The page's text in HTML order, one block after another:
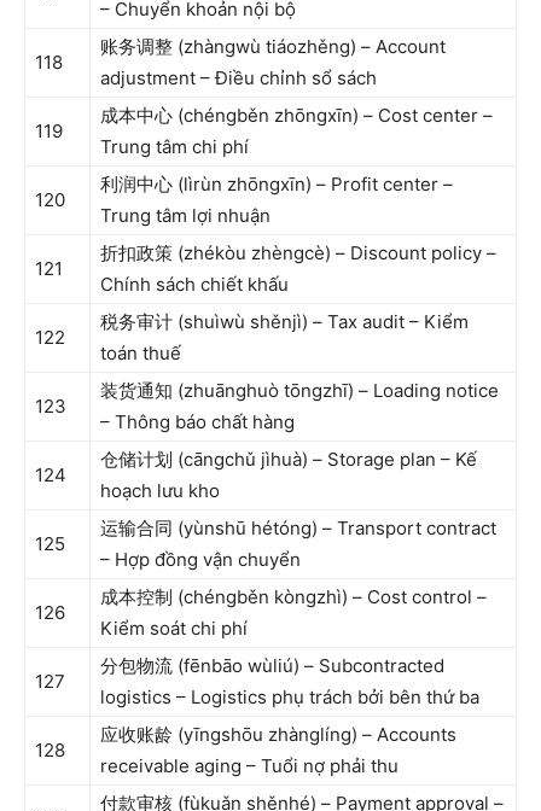
– Chuyển khoản nội bộ
118
账务调整 (zhàngwù tiáozhěng) – Account
adjustment – Điều chỉnh sổ sách
119
成本中心 (chéngběn zhōngxīn) – Cost center –
Trung tâm chi phí
120
利润中心 (lìrùn zhōngxīn) – Profit center –
Trung tâm lợi nhuận
121
折扣政策 (zhékòu zhèngcè) – Discount policy –
Chính sách chiết khấu
122
税务审计 (shuìwù shěnjì) – Tax audit – Kiểm
toán thuế
123
装货通知 (zhuānghuò tōngzhī) – Loading notice
– Thông báo chất hàng
124
仓储计划 (cāngchǔ jìhuà) – Storage plan – Kế
hoạch lưu kho
125
运输合同 (yùnshū hétóng) – Transport contract
– Hợp đồng vận chuyển
126
成本控制 (chéngběn kòngzhì) – Cost control –
Kiểm soát chi phí
127
分包物流 (fēnbāo wùliú) – Subcontracted
logistics – Logistics phụ trách bởi bên thứ ba
128
应收账龄 (yīngshōu zhànglíng) – Accounts
receivable aging – Tuổi nợ phải thu
付款审核 (fùkuǎn shěnhé) – Payment approval –